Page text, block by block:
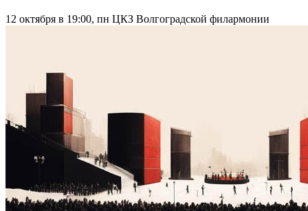
12 октября в 19:00, пн ЦКЗ Волгоградской филармонии